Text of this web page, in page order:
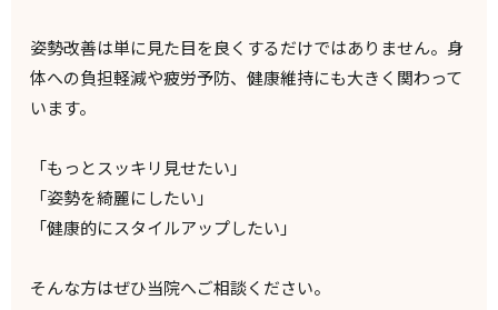
姿勢改善は単に見た目を良くするだけではありません。身
体への負担軽減や疲労予防、健康維持にも大きく関わって
います。
「もっとスッキリ見せたい」
「姿勢を綺麗にしたい」
「健康的にスタイルアップしたい」
そんな方はぜひ当院へご相談ください。